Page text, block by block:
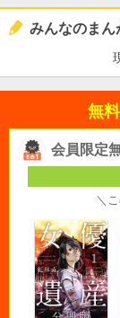
みんなのまん
無
会員限定
＼